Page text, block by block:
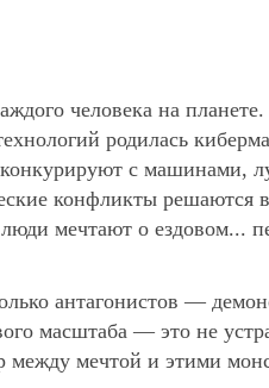
человека на
родилась
с машинами,
конфликты решаются
мечтают о ездовом...
антагонистов —
масштаба — это не
между мечтой и этими